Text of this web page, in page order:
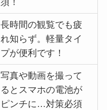
須！
長時間の観覧でも疲
れ知らず。軽量タイ
プが便利です！
写真や動画を撮って
るとスマホの電池が
ピンチに…対策必須